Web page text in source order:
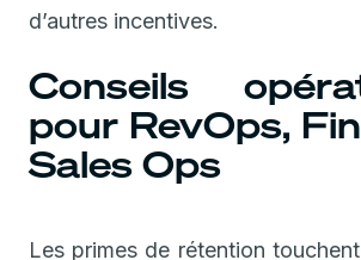
d’autres incentives.
Conseils
pour RevOps,
Sales Ops
Les primes de rétention